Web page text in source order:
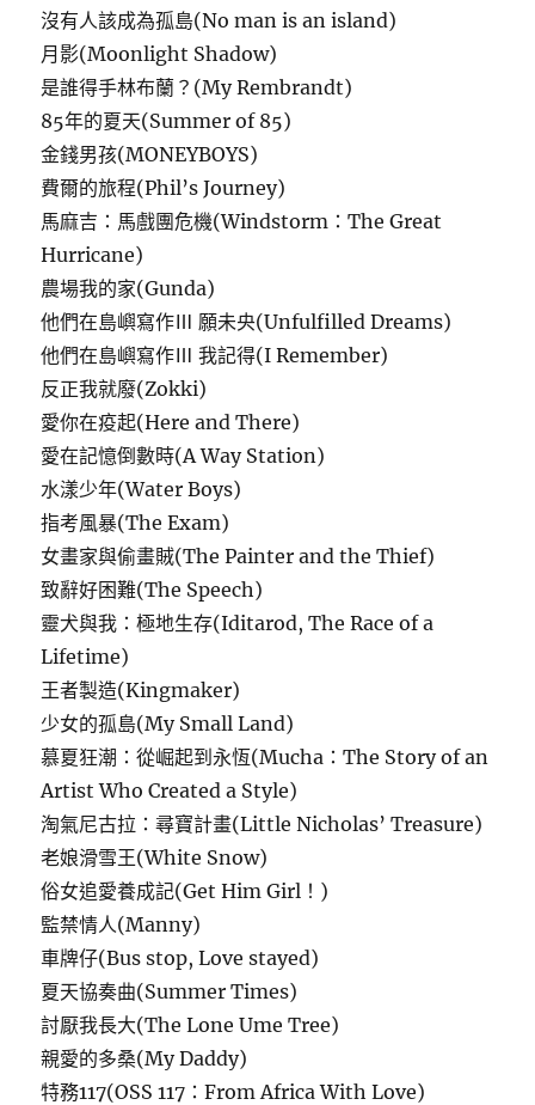
沒有人該成為孤島(No man is an island)
月影(Moonlight Shadow)
是誰得手林布蘭？(My Rembrandt)
85年的夏天(Summer of 85)
金錢男孩(MONEYBOYS)
費爾的旅程(Phil’s Journey)
馬麻吉：馬戲團危機(Windstorm：The Great
Hurricane)
農場我的家(Gunda)
他們在島嶼寫作Ⅲ 願未央(Unfulfilled Dreams)
他們在島嶼寫作Ⅲ 我記得(I Remember)
反正我就廢(Zokki)
愛你在疫起(Here and There)
愛在記憶倒數時(A Way Station)
水漾少年(Water Boys)
指考風暴(The Exam)
女畫家與偷畫賊(The Painter and the Thief)
致辭好困難(The Speech)
靈犬與我：極地生存(Iditarod, The Race of a
Lifetime)
王者製造(Kingmaker)
少女的孤島(My Small Land)
慕夏狂潮：從崛起到永恆(Mucha：The Story of an
Artist Who Created a Style)
淘氣尼古拉：尋寶計畫(Little Nicholas’ Treasure)
老娘滑雪王(White Snow)
俗女追愛養成記(Get Him Girl！)
監禁情人(Manny)
車牌仔(Bus stop, Love stayed)
夏天協奏曲(Summer Times)
討厭我長大(The Lone Ume Tree)
親愛的多桑(My Daddy)
特務117(OSS 117：From Africa With Love)